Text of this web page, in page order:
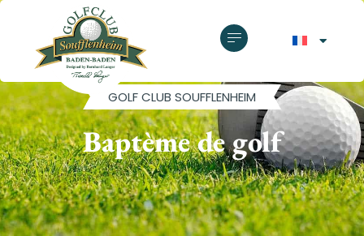
GOLF CLUB SOUFFLENHEIM
Baptème de golf